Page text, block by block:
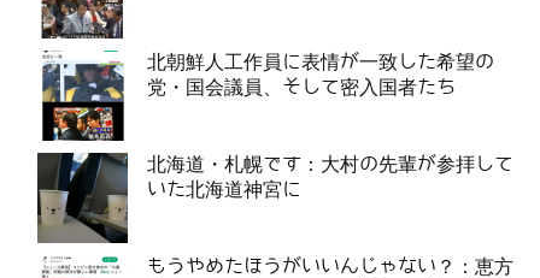
北朝鮮人工作員に表情が一致した希望の
党・国会議員、そして密入国者たち
北海道・札幌です：大村の先輩が参拝して
いた北海道神宮に
もうやめたほうがいいんじゃない？：恵方